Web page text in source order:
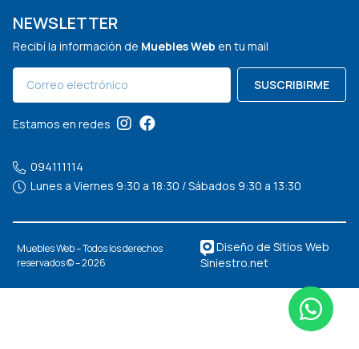
NEWSLETTER
Recibí la información de Muebles Web en tu mail
SUSCRIBIRME
Estamos en redes
094111114
Lunes a Viernes 9:30 a 18:30 / Sábados 9:30 a 13:30
Muebles Web – Todos los derechos
reservados © – 2026
Diseño de Sitios Web
Siniestro.net